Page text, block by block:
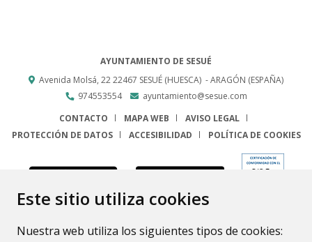
Este sitio utiliza cookies
Nuestra web utiliza los siguientes tipos de cookies:
AYUNTAMIENTO DE SESUÉ
Avenida Molsá, 2222467 SESUÉ (HUESCA) - ARAGÓN (ESPAÑA)
974553554
ayuntamiento@sesue.com
CONTACTO
MAPA WEB
AVISO LEGAL
PROTECCIÓN DE DATOS
ACCESIBILIDAD POLÍTICA DE COOKIES